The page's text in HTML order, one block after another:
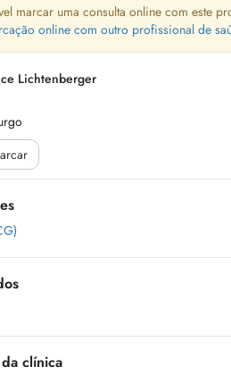
marcar uma consulta online com este
online com outro profissional de
Lichtenberger
clínica